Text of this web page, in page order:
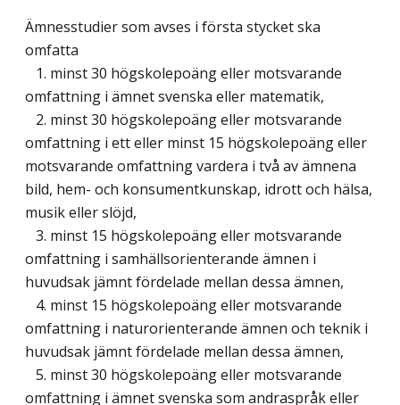
Ämnesstudier som avses i första stycket ska
omfatta
1. minst 30 högskolepoäng eller motsvarande
omfattning i ämnet svenska eller matematik,
2. minst 30 högskolepoäng eller motsvarande
omfattning i ett eller minst 15 högskolepoäng eller
motsvarande omfattning vardera i två av ämnena
bild, hem- och konsumentkunskap, idrott och hälsa,
musik eller slöjd,
3. minst 15 högskolepoäng eller motsvarande
omfattning i samhällsorienterande ämnen i
huvudsak jämnt fördelade mellan dessa ämnen,
4. minst 15 högskolepoäng eller motsvarande
omfattning i naturorienterande ämnen och teknik i
huvudsak jämnt fördelade mellan dessa ämnen,
5. minst 30 högskolepoäng eller motsvarande
omfattning i ämnet svenska som andraspråk eller